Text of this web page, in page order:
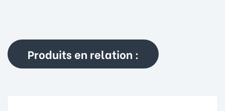
Produits en relation :